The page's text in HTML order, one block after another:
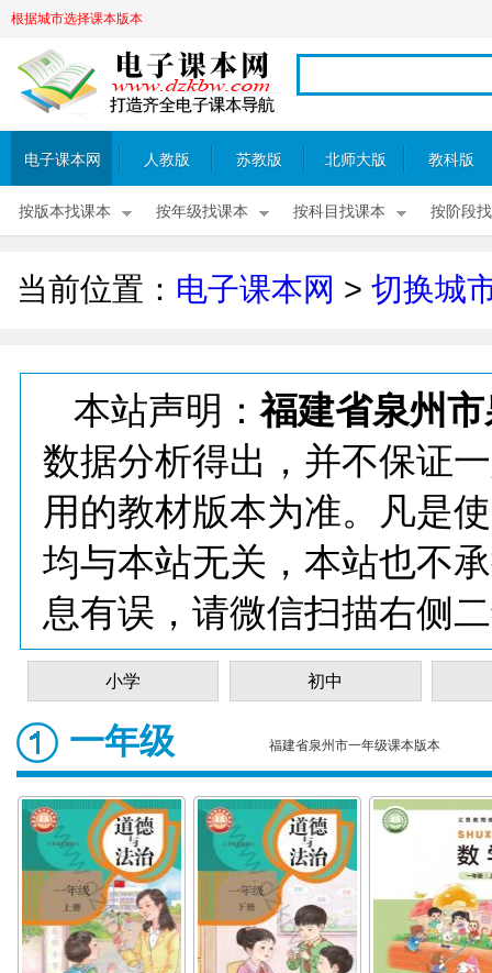
根据城市选择课本版本
电子课本网 人教版 苏教版 北师大版 教科版
按版本找课本 按年级找课本 按科目找课本 按阶段
当前位置： 电子课本网 > 切换城
本站声明：福建省泉州
数据分析得出，并不保证
用的教材版本为准。凡是
均与本站无关，本站也不
息有误，请微信扫描右侧
小学 初中
一年级 福建省泉州市一年级课本版本